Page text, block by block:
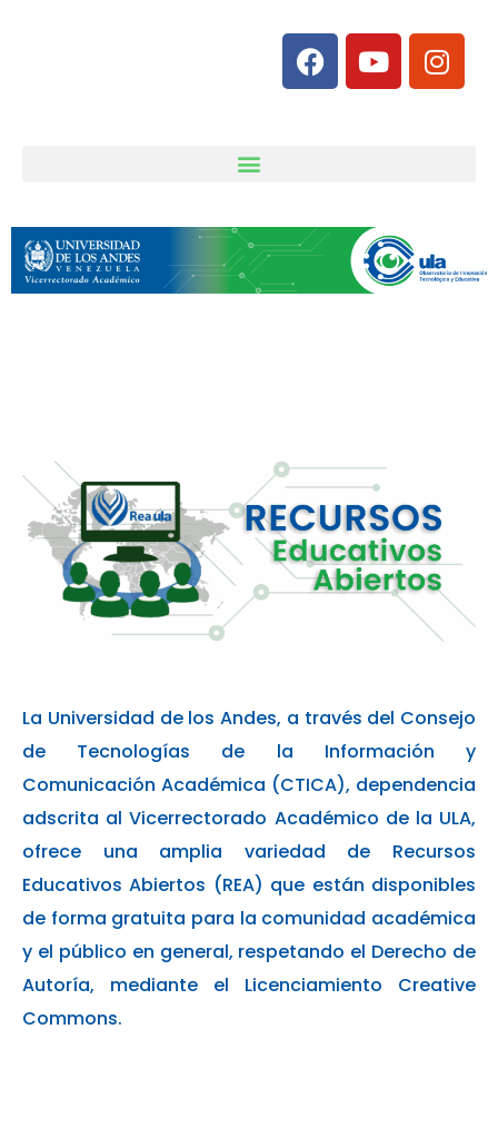
La ​Universidad de los Andes, a través del Consejo
de Tecnologías de la Información y
Comunicación Académica (CTICA), dependencia
adscrita al Vicerrectorado Académico de la ULA,
ofrece una amplia variedad de Recursos
Educativos Abiertos (REA) que están disponibles
de forma gratuita para la comunidad académica
y el público en general, respetando el Derecho de
Autoría, mediante el Licenciamiento Creative
Commons.